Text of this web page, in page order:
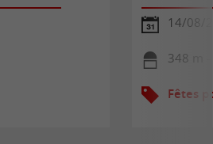
14/08/
348 m
Fêtes